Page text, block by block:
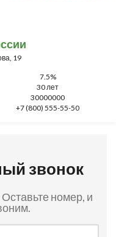
19
7.5%
30 лет
30000000
+7 (800) 555-55-50
звонок
номер, и